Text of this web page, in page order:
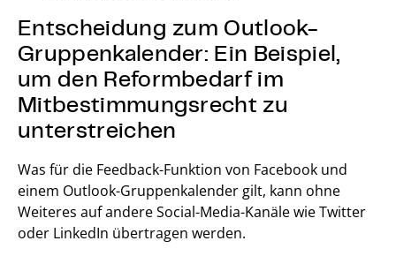
Entscheidung zum Outlook-
Gruppenkalender: Ein Beispiel,
um den Reformbedarf im
Mitbestimmungsrecht zu
unterstreichen
Was für die Feedback-Funktion von Facebook und
einem Outlook-Gruppenkalender gilt, kann ohne
Weiteres auf andere Social-Media-Kanäle wie Twitter
oder LinkedIn übertragen werden.